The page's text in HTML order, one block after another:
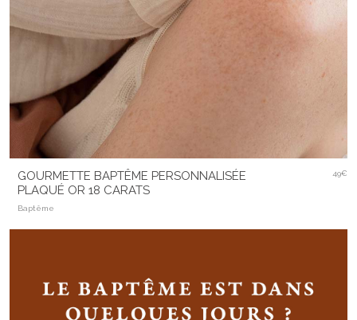
GOURMETTE BAPTÊME PERSONNALISÉE
PLAQUÉ OR 18 CARATS
Baptême
49€